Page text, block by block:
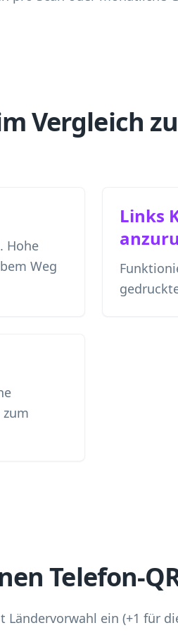
Vergleich
Hohe
Weg
Links
zum
Telefon-
Ländervorwahl ein (+1 für